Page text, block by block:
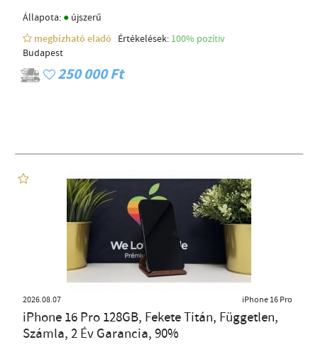
Állapota: ● újszerű
megbízható eladó
Értékelések: 100% pozítiv
Budapest
250 000 Ft
2026.08.07 iPhone 16 Pro
iPhone 16 Pro 128GB, Fekete Titán, Független,
Számla, 2 Év Garancia, 90%